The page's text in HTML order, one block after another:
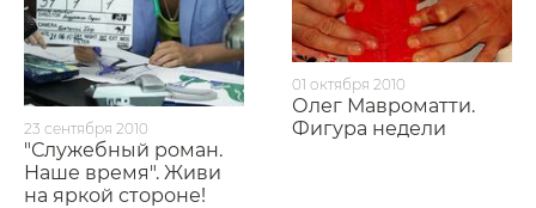
23 сентября 2010
"Служебный роман.
Наше время". Живи
на яркой стороне!
01 октября 2010
Олег Мавроматти.
Фигура недели